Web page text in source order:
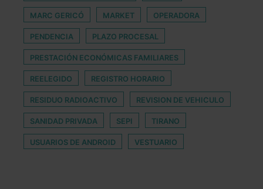
MARC GERICÓ MARKET OPERADORA
PENDENCIA PLAZO PROCESAL
PRESTACIÓN ECONÓMICAS FAMILIARES
REELEGIDO REGISTRO HORARIO
RESIDUO RADIOACTIVO REVISION DE VEHICULO
SANIDAD PRIVADA SEPI TIRANO
USUARIOS DE ANDROID VESTUARIO